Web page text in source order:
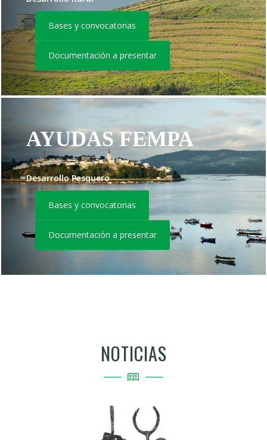
Bases y convocatorias
Documentación a presentar
AYUDAS FEMPA
Desarrollo Pesquero
Bases y convocatorias
Documentación a presentar
NOTICIAS